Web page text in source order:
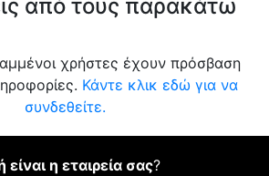
από τους παρακάτω
χρήστες έχουν πρόσβαση
Κάντε κλικ εδώ για να
συνδεθείτε.
είναι η εταιρεία σας?